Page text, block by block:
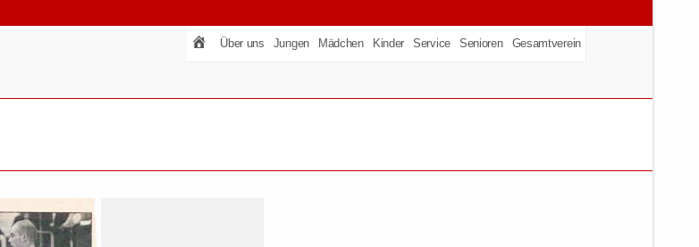
Über uns Jungen Mädchen Kinder Service Senioren Gesamtverein